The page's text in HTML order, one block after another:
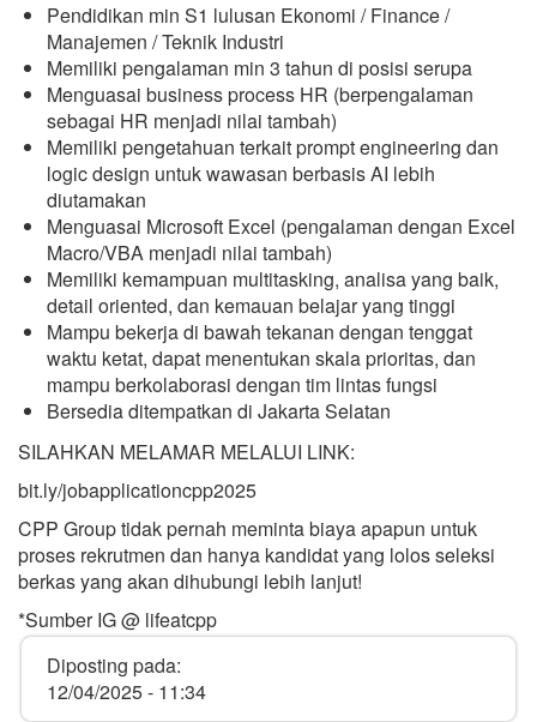
Pendidikan min S1 lulusan Ekonomi / Finance /
Manajemen / Teknik Industri
Memiliki pengalaman min 3 tahun di posisi serupa
Menguasai business process HR (berpengalaman
sebagai HR menjadi nilai tambah)
Memiliki pengetahuan terkait prompt engineering dan
logic design untuk wawasan berbasis AI lebih
diutamakan
Menguasai Microsoft Excel (pengalaman dengan Excel
Macro/VBA menjadi nilai tambah)
Memiliki kemampuan multitasking, analisa yang baik,
detail oriented, dan kemauan belajar yang tinggi
Mampu bekerja di bawah tekanan dengan tenggat
waktu ketat, dapat menentukan skala prioritas, dan
mampu berkolaborasi dengan tim lintas fungsi
Bersedia ditempatkan di Jakarta Selatan
SILAHKAN MELAMAR MELALUI LINK:
bit.ly/jobapplicationcpp2025
CPP Group tidak pernah meminta biaya apapun untuk
proses rekrutmen dan hanya kandidat yang lolos seleksi
berkas yang akan dihubungi lebih lanjut!
*Sumber IG @ lifeatcpp
Diposting pada:
12/04/2025 - 11:34